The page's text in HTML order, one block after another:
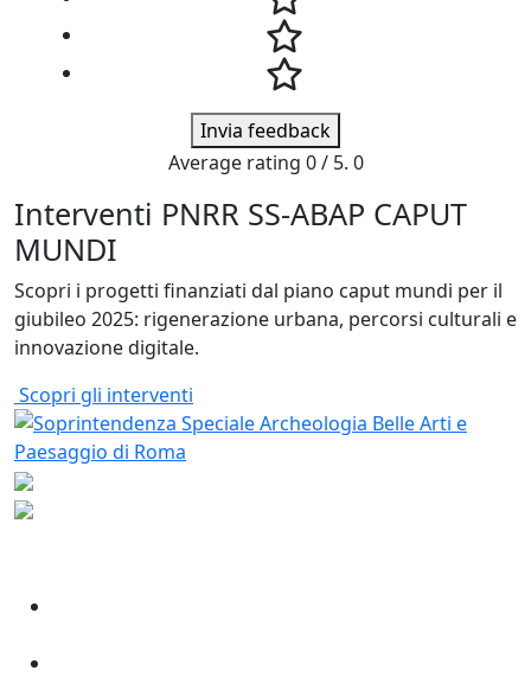
Invia feedback
Average rating 0/ 5. 0
Interventi PNRR SS-ABAP CAPUT
MUNDI
Scopri i progetti finanziati dal piano caput mundi per il
giubileo 2025: rigenerazione urbana, percorsi culturali e
innovazione digitale.
Scopri gli interventi